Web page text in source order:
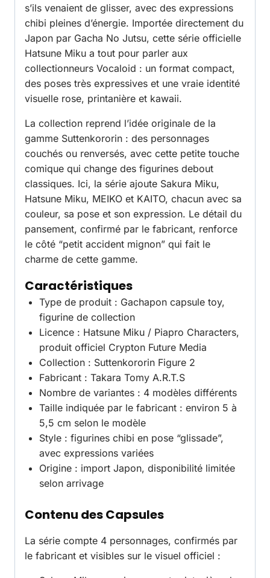
s’ils venaient de glisser, avec des expressions
chibi pleines d’énergie. Importée directement du
Japon par Gacha No Jutsu, cette série officielle
Hatsune Miku a tout pour parler aux
collectionneurs Vocaloid : un format compact,
des poses très expressives et une vraie identité
visuelle rose, printanière et kawaii.
La collection reprend l’idée originale de la
gamme Suttenkororin : des personnages
couchés ou renversés, avec cette petite touche
comique qui change des figurines debout
classiques. Ici, la série ajoute Sakura Miku,
Hatsune Miku, MEIKO et KAITO, chacun avec sa
couleur, sa pose et son expression. Le détail du
pansement, confirmé par le fabricant, renforce
le côté “petit accident mignon” qui fait le
charme de cette gamme.
Caractéristiques
Type de produit : Gachapon capsule toy,
figurine de collection
Licence : Hatsune Miku / Piapro Characters,
produit officiel Crypton Future Media
Collection : Suttenkororin Figure 2
Fabricant : Takara Tomy A.R.T.S
Nombre de variantes : 4 modèles différents
Taille indiquée par le fabricant : environ 5 à
5,5 cm selon le modèle
Style : figurines chibi en pose “glissade”,
avec expressions variées
Origine : import Japon, disponibilité limitée
selon arrivage
Contenu des Capsules
La série compte 4 personnages, confirmés par
le fabricant et visibles sur le visuel officiel :